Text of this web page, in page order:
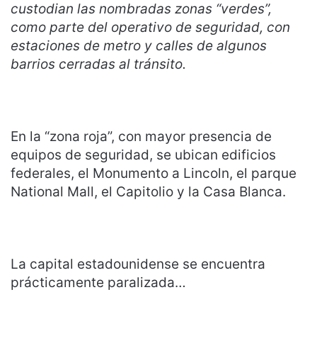
custodian las nombradas zonas “verdes”,
como parte del operativo de seguridad, con
estaciones de metro y calles de algunos
barrios cerradas al tránsito.
En la “zona roja”, con mayor presencia de
equipos de seguridad, se ubican edificios
federales, el Monumento a Lincoln, el parque
National Mall, el Capitolio y la Casa Blanca.
La capital estadounidense se encuentra
prácticamente paralizada…